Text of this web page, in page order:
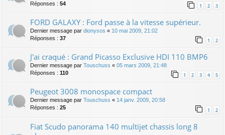
Réponses : 54 1 2 3
FORD GALAXY : Ford passe à la vitesse supérieur.
Dernier message par dionysos « 10 mai 2009, 21:02
Réponses : 37 1 2
J'ai craqué : Grand Picasso Exclusive HDI 110 BMP6
Dernier message par Touschuss « 05 mars 2009, 21:48
Réponses : 110 1 2 3 4 5
Peugeot 3008 monospace compact
Dernier message par Touschuss « 14 janv. 2009, 20:58
Réponses : 25 1 2
Fiat Scudo panorama 140 multijet chassis long 8